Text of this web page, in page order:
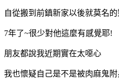
自從搬到前鎮新家以後就莫名
7年了~很少對他這麼有感覺耶!
朋友都說我近期實在太噁心
我也懷疑自己是不是被肉麻鬼附